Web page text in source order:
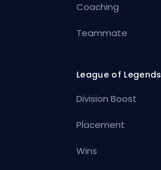
Coaching
Teammate
League of Legends
Division Boost
Placement
Wins